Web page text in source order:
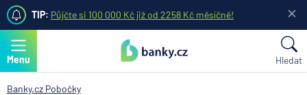
TIP: Půjčte si 100 000 Kč již od 2258 Kč měsíčně!
Menu Hledat
Banky.cz Pobočky